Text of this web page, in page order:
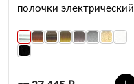
полочки электрический